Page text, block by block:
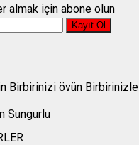
almak için abone olun
Birbirinizi övün Birbirinizle
Sungurlu